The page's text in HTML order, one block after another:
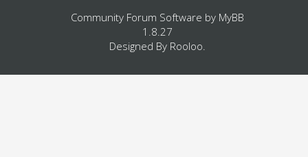
Community Forum Software by MyBB
1.8.27
Designed By Rooloo.